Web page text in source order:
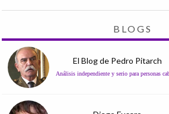
BLOGS
El Blog de Pedro Pitarch
Análisis independiente y serio para personas